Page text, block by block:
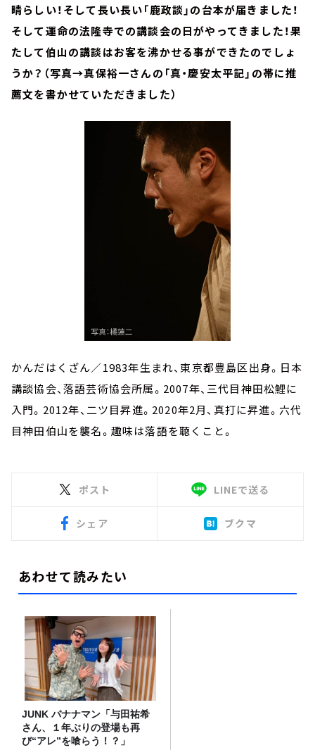
晴らしい！そして長い長い「鹿政談」の台本が届きました！
そして運命の法隆寺での講談会の日がやってきました！果
たして伯山の講談はお客を沸かせる事ができたのでしょ
うか？（写真→真保裕一さんの「真・慶安太平記」の帯に推
薦文を書かせていただきました）
かんだはくざん／1983年生まれ、東京都豊島区出身。日本
講談協会、落語芸術協会所属。2007年、三代目神田松鯉に
入門。2012年、二ツ目昇進。2020年2月、真打に昇進。六代
目神田伯山を襲名。趣味は落語を聴くこと。
ポスト LINEで送る
シェア ブクマ
あわせて読みたい
JUNK バナナマン「与田祐希
さん、１年ぶりの登場も再
び“アレ”を喰らう！？」